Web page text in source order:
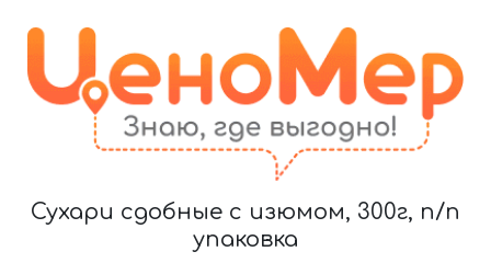
Сухари сдобные с изюмом, 300г, п/п
упаковка